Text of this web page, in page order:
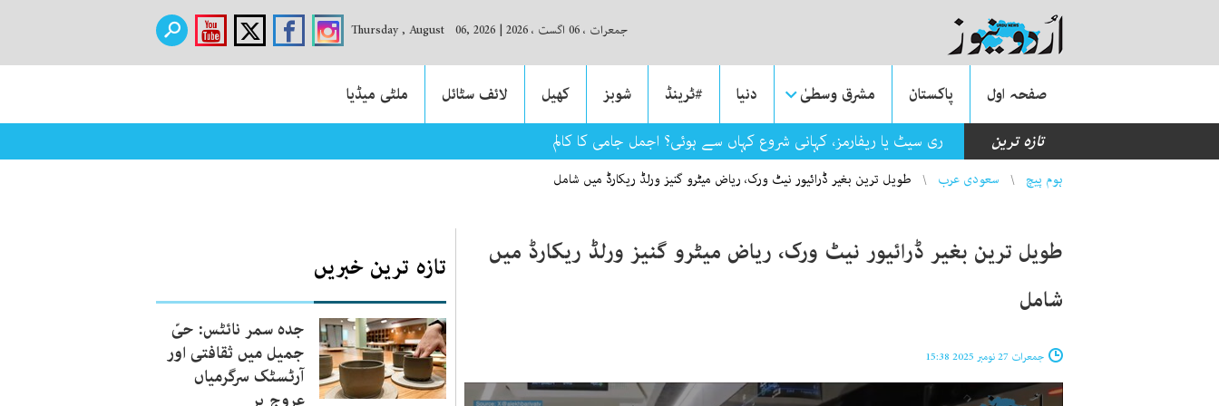
جمعرات ، 06 اگست ، 2026 |
Thursday , August 06, 2026
صفحہ اول پاکستان مشرق وسطیٰ دنیا #ٹرینڈ شوبز کھیل لائف سٹائل
ملٹی میڈیا
تازہ ترین
ری سیٹ یا ریفارمز، کہانی شروع کہاں سے ہوئی؟ اجمل جامی کا کالم
You are here
ہوم پیچ سعودی عرب طویل ترین بغیر ڈرائیور نیٹ ورک، ریاض میٹرو گنیز ورلڈ ریکارڈ میں شامل
طویل ترین بغیر ڈرائیور نیٹ ورک، ریاض میٹرو گنیز ورلڈ ریکارڈ میں
شامل
جمعرات 27 نومبر 2025 15:38
تازہ ترین خبریں
جدہ سمر نائٹس: حیّ
جمیل میں ثقافتی اور
آرٹسٹک سرگرمیاں
عروج پر